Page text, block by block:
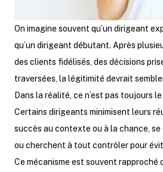
On imagine souvent qu’un dirigeant
qu’un dirigeant débutant. Après
des clients fidélisés, des décisions
traversées, la légitimité devrait
Dans la réalité, ce n’est pas toujours le
Certains dirigeants minimisent leurs
succès au contexte ou à la chance,
ou cherchent à tout contrôler pour
Ce mécanisme est souvent rapproché